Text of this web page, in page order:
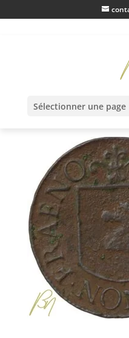
Sélectionner une page
IMG_0489